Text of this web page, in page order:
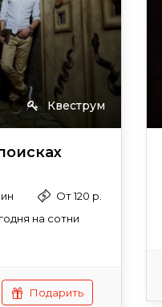
Квеструм
От 120 р.
на сотни
Подарить